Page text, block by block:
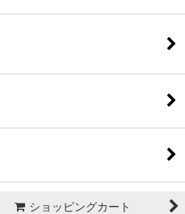
ショッピングカート